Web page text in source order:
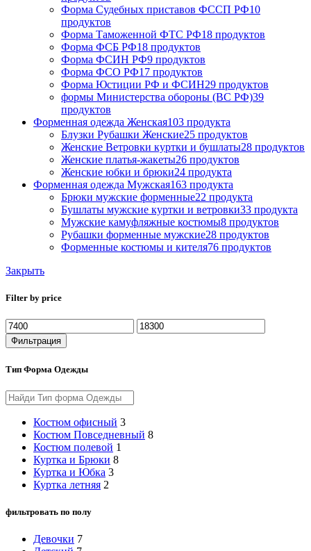
Форма Судебных приставов ФССП РФ10
продуктов
Форма Таможенной ФТС РФ18 продуктов
Форма ФСБ РФ18 продуктов
Форма ФСИН РФ9 продуктов
Форма ФСО РФ17 продуктов
Форма Юстиции РФ и ФСИН29 продуктов
формы Министерства обороны (ВС РФ)39
продуктов
Форменная одежда Женская103 продукта
Блузки Рубашки Женские25 продуктов
Женские Ветровки куртки и бушлаты28 продуктов
Женские платья-жакеты26 продуктов
Женские юбки и брюки24 продукта
Форменная одежда Мужская163 продукта
Брюки мужские форменные22 продукта
Бушлаты мужские куртки и ветровки33 продукта
Мужские камуфляжные костюмы8 продуктов
Рубашки форменные мужские28 продуктов
Форменные костюмы и кителя76 продуктов
Закрыть
Filter by price
Фильтрация
Тип Форма Одежды
Костюм офисный 3
Костюм Повседневный 8
Костюм полевой 1
Куртка и Брюки 8
Куртка и Юбка 3
Куртка летняя 2
фильтровать по полу
Девочки 7